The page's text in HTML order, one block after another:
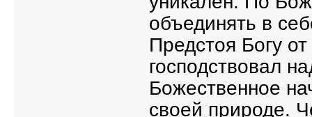
объединять в
Предстоя Богу
господствовал
Божественное
своей природе.